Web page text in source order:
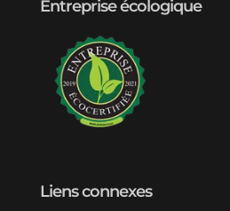
Entreprise écologique
Liens connexes